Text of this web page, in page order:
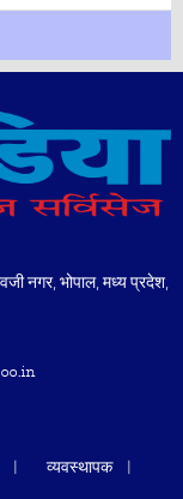
नगर, भोपाल, मध्य प्रदेश,
व्यवस्थापक